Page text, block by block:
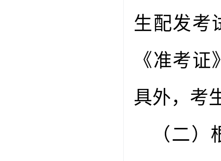
生配发考
《准考
具外，考
（二